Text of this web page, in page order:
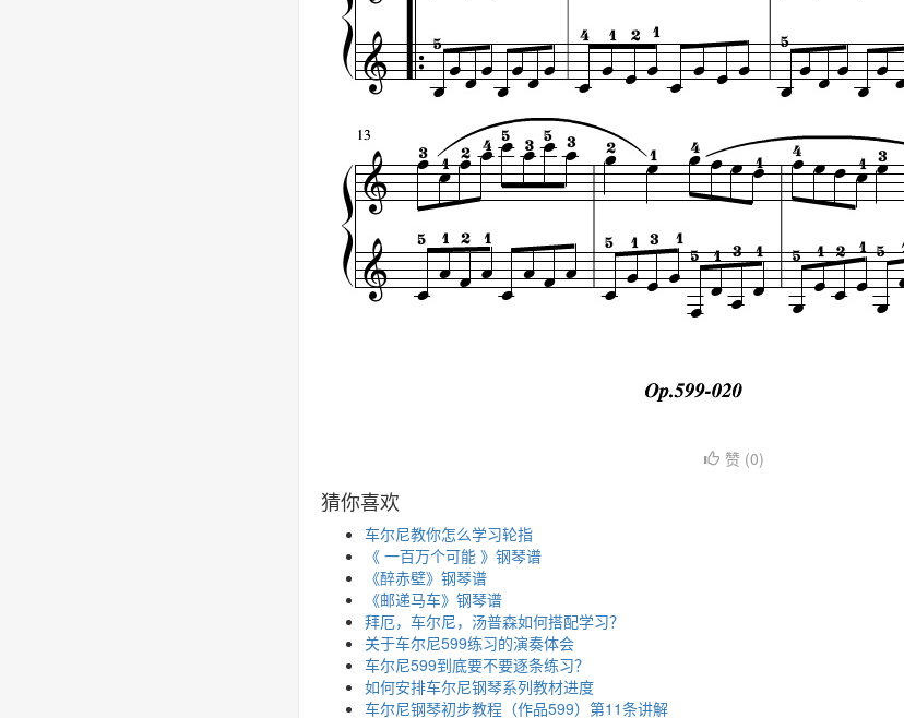
赞 (0)
猜你喜欢
车尔尼教你怎么学习轮指
《 一百万个可能 》钢琴谱
《醉赤壁》钢琴谱
《邮递马车》钢琴谱
拜厄，车尔尼，汤普森如何搭配学习？
关于车尔尼599练习的演奏体会
车尔尼599到底要不要逐条练习？
如何安排车尔尼钢琴系列教材进度
车尔尼钢琴初步教程（作品599）第11条讲解